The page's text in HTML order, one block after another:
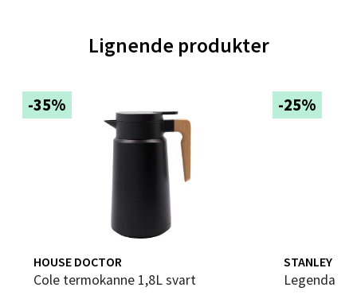
Lignende produkter
-35%
HOUSE DOCTOR
Cole termokanne 1,8L svart
-25%
STANLEY
Legendary
Trondheim - Sirkus Shopping
Falkenborgveien 5, 7044 Trondheim
Åpent i dag 09-20